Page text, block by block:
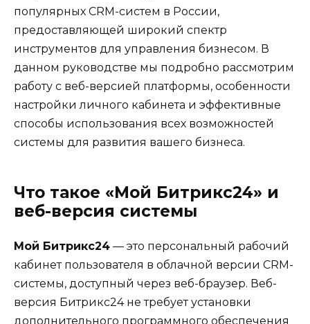
популярных CRM-систем в России,
предоставляющей широкий спектр
инструментов для управления бизнесом. В
данном руководстве мы подробно рассмотрим
работу с веб-версией платформы, особенности
настройки личного кабинета и эффективные
способы использования всех возможностей
системы для развития вашего бизнеса.
Что такое «Мой Битрикс24» и
веб-версия системы
Мой Битрикс24 — это персональный рабочий
кабинет пользователя в облачной версии CRM-
системы, доступный через веб-браузер. Веб-
версия Битрикс24 не требует установки
дополнительного программного обеспечения